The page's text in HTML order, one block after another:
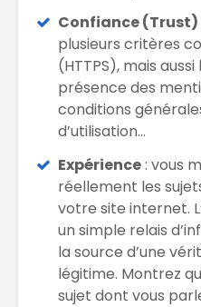
Confiance (Trust)
plusieurs critères
(HTTPS), mais
présence des
conditions
d’utilisation…
Expérience: vous
réellement les
votre site internet.
un simple relais
la source d’une
légitime. Montrez
sujet dont vous